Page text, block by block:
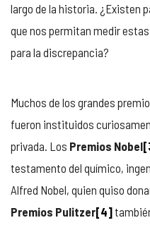
largo de la historia. ¿Existen
que nos permitan medir
para la discrepancia?
Muchos de los grandes
fueron instituidos
privada. Los Premios Nobel
testamento del químico,
Alfred Nobel, quien quiso
Premios Pulitzer[4]